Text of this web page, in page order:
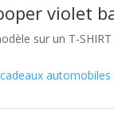
violet
sur un T-
cadeaux automobiles